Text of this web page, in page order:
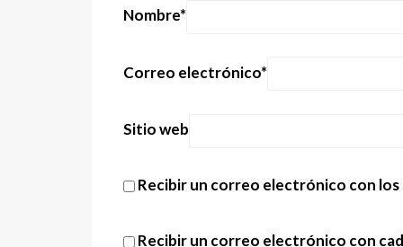
Nombre*
Correo electrónico*
Sitio web
Recibir un correo electrónico con
Recibir un correo electrónico con